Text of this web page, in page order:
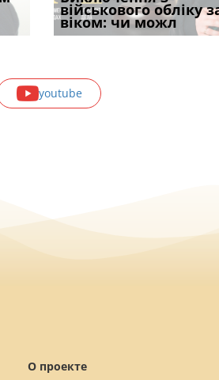
проставляється
апостиль: пер
відстрочки за іншою
підставою: нов
військового обліку
віком: чи можл
підтвердив, що
може скас
youtube
О проекте